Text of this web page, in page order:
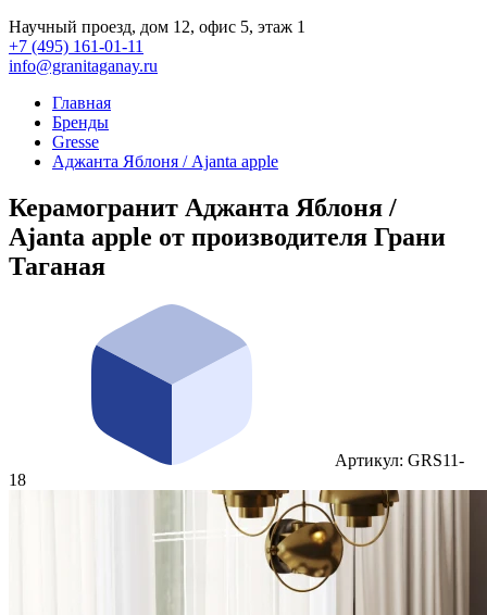
Научный проезд, дом 12, офис 5, этаж 1
+7 (495) 161-01-11
info@granitaganay.ru
Главная
Бренды
Gresse
Аджанта Яблоня / Ajanta apple
Керамогранит Аджанта Яблоня /
Ajanta apple от производителя Грани
Таганая
Артикул: GRS11-
18